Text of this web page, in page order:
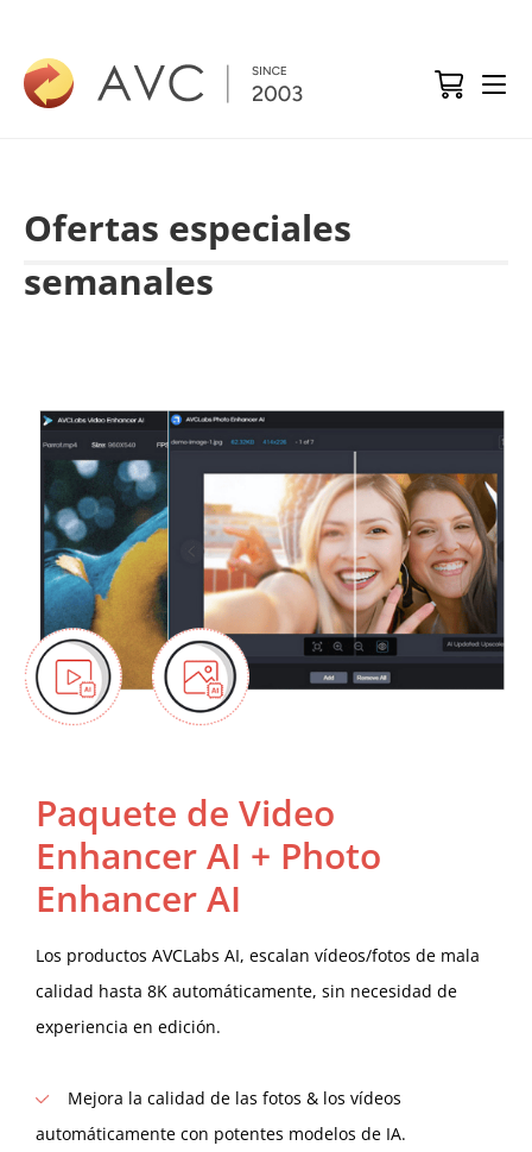
Ofertas especiales
semanales
Paquete de Video
Enhancer AI + Photo
Enhancer AI
Los productos AVCLabs AI, escalan vídeos/fotos de mala
calidad hasta 8K automáticamente, sin necesidad de
experiencia en edición.
Mejora la calidad de las fotos & los vídeos
automáticamente con potentes modelos de IA.